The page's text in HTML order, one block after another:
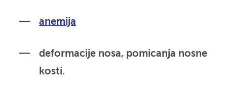
anemija
deformacije nosa, pomicanja nosne
kosti.